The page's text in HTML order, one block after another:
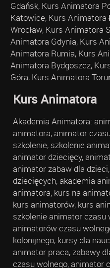
Gdańsk, Kurs Animatora
Katowice, Kurs Animatora
Wrocław, Kurs Animatora
Animatora Gdynia, Kurs
Animatora Rumia, Kurs
Animatora Bydgoszcz,
Góra, Kurs Animatora
Kurs Animatora
Akademia Animatora:
animatora, animator
szkolenie, szkolenie
animator dziecięcy,
animator zabaw dla
dziecięcych, akademia
animatora, kurs na
kurs animatorów, kurs
szkolenie animator czasu
animatorów czasu
kolonijnego, kursy dla
animator praca, zabawy
czasu wolnego, animator